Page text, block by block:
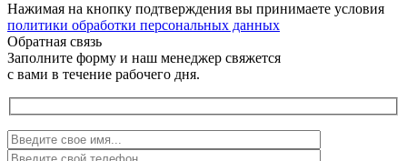
Нажимая на кнопку подтверждения вы принимаете условия
политики обработки персональных данных
Обратная связь
Заполните форму и наш менеджер свяжется
с вами в течение рабочего дня.